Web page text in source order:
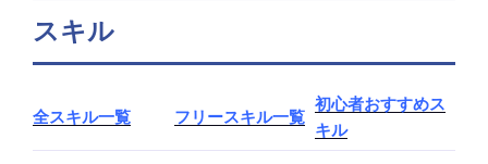
スキル
全スキル一覧 フリースキル一覧
初心者おすすめス
キル